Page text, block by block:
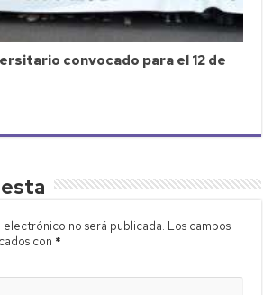
convocado para el 12 de
no será publicada. Los campos
con *